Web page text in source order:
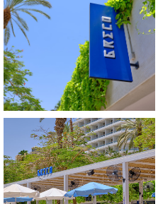
לפתיחת
התמונה
בגדול
-
+